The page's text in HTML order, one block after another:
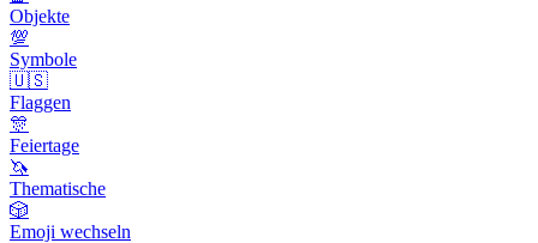
Objekte
💯
Symbole
🇺🇸
Flaggen
🎊
Feiertage
🦄
Thematische
🎲
Emoji wechseln